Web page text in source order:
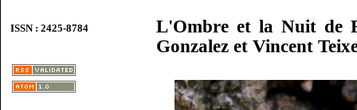
ISSN : 2425-8784
L'Ombre et la Nuit de
Gonzalez et Vincent